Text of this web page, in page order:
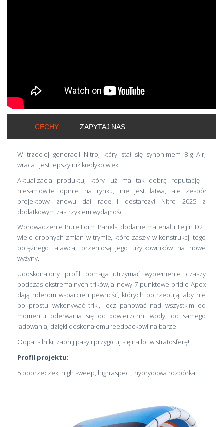
CECHY ZAPYTAJ NAS
W trzeciej generacji Nitro, który stał się synonimem Big Air,
wraca i jest lepszy niż kiedykolwiek.
Aktualizacja produktu, który już ma tak dobrą reputację i
niesamowite opinie na rynku, nie jest łatwa, ale zespół
projektowy znowu dał radę i dostarczył Nitro 2025 z
dodatkowym zastrzykiem wydajności.
Wprowadzenie Pure Form Panels, dodanie materiału Teijin D2 i
wiele drobnych zmian w trymie, które zaszły w konstrukcji tego
potężnego latawca, przeniosą jego użytkowników na nowe
wyżyny.
Udoskonalony profil pomaga utrzymać wypełnienie czaszy
podczas ekstremalnych trików, a nowy 7-punktowe bridle Apex
dają riderom wsparcie i pewność, których potrzebują, aby nie
po prostu wykonywać triki, lecz panować nad wszystkim od
momentu oderwania się od powierzchni wody, do samego
lądowania, dzięki doskonałemu feedbackowi na barze.
Odpal silniki, zapnij pasy i przygotuj się na lot w stratosferę!
Profil projektu:
5 poprzeczek, high sweep, high aspect, hybrydowa rozpórka.